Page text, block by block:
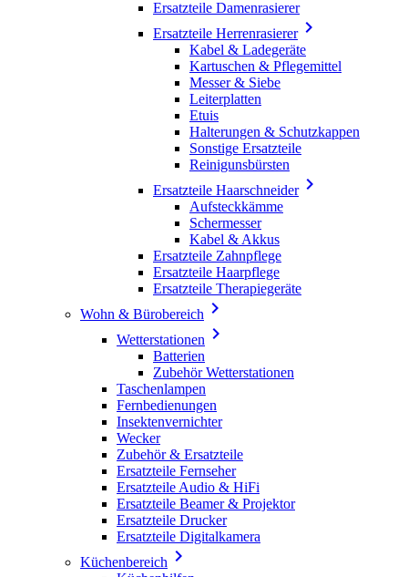
Ersatzteile Damenrasierer
Ersatzteile Herrenrasierer
Kabel & Ladegeräte
Kartuschen & Pflegemittel
Messer & Siebe
Leiterplatten
Etuis
Halterungen & Schutzkappen
Sonstige Ersatzteile
Reinigunsbürsten
Ersatzteile Haarschneider
Aufsteckkämme
Schermesser
Kabel & Akkus
Ersatzteile Zahnpflege
Ersatzteile Haarpflege
Ersatzteile Therapiegeräte
Wohn & Bürobereich 
Wetterstationen 
Batterien
Zubehör Wetterstationen
Taschenlampen
Fernbedienungen
Insektenvernichter
Wecker
Zubehör & Ersatzteile
Ersatzteile Fernseher
Ersatzteile Audio & HiFi
Ersatzteile Beamer & Projektor
Ersatzteile Drucker
Ersatzteile Digitalkamera
Küchenbereich 